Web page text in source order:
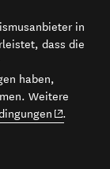
in
dass die
haben,
Weitere
(opens in
.